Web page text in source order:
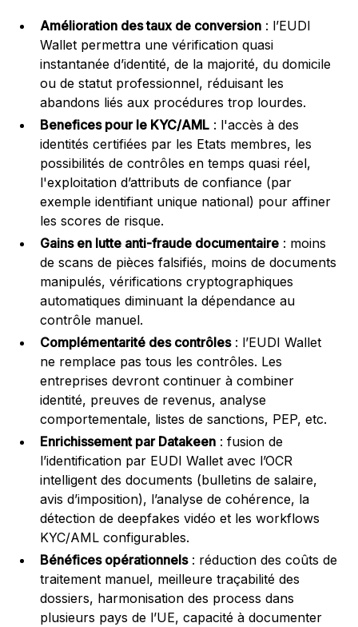
Amélioration des taux de conversion : l’EUDI
Wallet permettra une vérification quasi
instantanée d’identité, de la majorité, du domicile
ou de statut professionnel, réduisant les
abandons liés aux procédures trop lourdes.
Benefices pour le KYC/AML : l'accès à des
identités certifiées par les Etats membres, les
possibilités de contrôles en temps quasi réel,
l'exploitation d’attributs de confiance (par
exemple identifiant unique national) pour affiner
les scores de risque.
Gains en lutte anti-fraude documentaire : moins
de scans de pièces falsifiés, moins de documents
manipulés, vérifications cryptographiques
automatiques diminuant la dépendance au
contrôle manuel.
Complémentarité des contrôles: l’EUDI Wallet
ne remplace pas tous les contrôles. Les
entreprises devront continuer à combiner
identité, preuves de revenus, analyse
comportementale, listes de sanctions, PEP, etc.
Enrichissement par Datakeen : fusion de
l’identification par EUDI Wallet avec l’OCR
intelligent des documents (bulletins de salaire,
avis d’imposition), l’analyse de cohérence, la
détection de deepfakes vidéo et les workflows
KYC/AML configurables.
Bénéfices opérationnels: réduction des coûts de
traitement manuel, meilleure traçabilité des
dossiers, harmonisation des process dans
plusieurs pays de l’UE, capacité à documenter